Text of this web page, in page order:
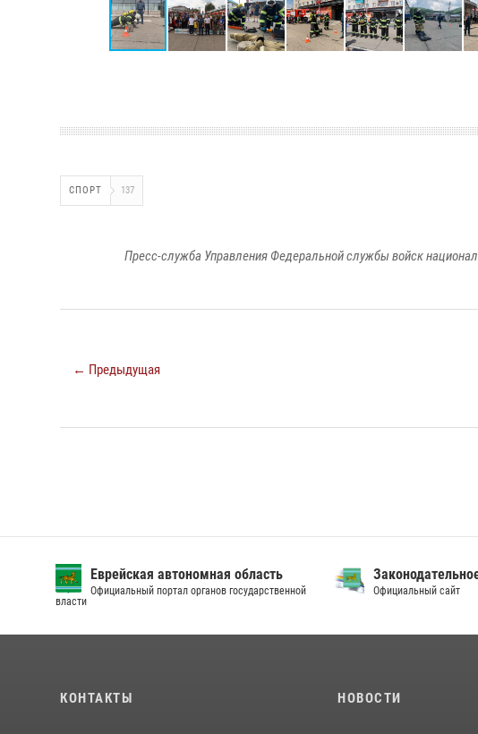
СПОРТ 137
Пресс-служба Управления Федеральной службы войск
← Предыдущая
Росгвардия
Официальный сайт
Еврейская
Официальный портал органов
КОНТАКТЫ НОВОСТИ